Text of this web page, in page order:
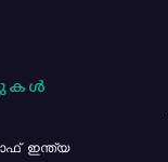
ഇന്ത്യ